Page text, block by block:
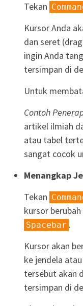
Tekan
Kursor Anda
dan seret
ingin Anda
tersimpan di
Untuk
Contoh
artikel ilmiah
atau tabel
sangat cocok
Menangkap
Tekan
kursor
Spacebar .
Kursor akan
ke jendela
tersebut akan
tersimpan di